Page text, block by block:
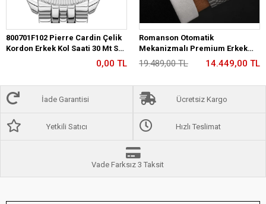
800701F102 Pierre Cardin Çelik
Kordon Erkek Kol Saati 30 Mt Su
0,00 TL
Romanson Otomatik
Mekanizmalı Premium Erkek
Kol Saati 5 ATM Suya Dayanıklı 2
Yıl Garantili RM2233.12
19.489,00 TL 14.449,00 TL
İade Garantisi Ücretsiz Kargo
Yetkili Satıcı Hızlı Teslimat
Vade Farksız 3 Taksit